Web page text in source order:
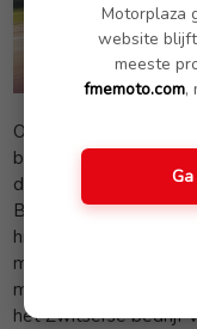
Op het
beleven, ons oog valt
die is omgebouwd tot
BMW F 850 GS
hier natuurlijk om een
markt zal komen. Er
motoren, zo ook de
het Zwitserse bedrijf
Motorplaza
website
meeste
fmemoto.com,